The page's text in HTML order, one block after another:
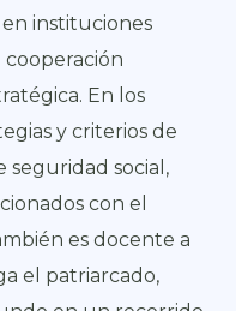
en instituciones
cooperación
En los
y criterios de
seguridad social,
con el
es docente a
el patriarcado,